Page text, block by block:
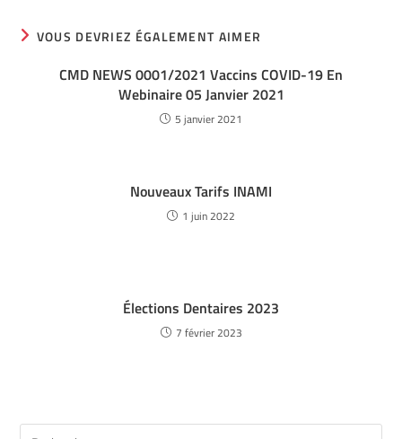
VOUS DEVRIEZ ÉGALEMENT AIMER
CMD NEWS 0001/2021 Vaccins COVID-19 En
Webinaire 05 Janvier 2021
5 janvier 2021
Nouveaux Tarifs INAMI
1 juin 2022
Élections Dentaires 2023
7 février 2023